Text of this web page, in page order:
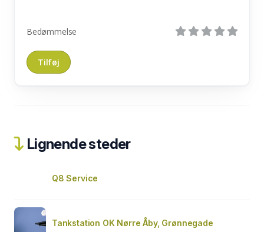
Bedømmelse
Lignende steder
Q8 Service
Tankstation OK Nørre Åby, Grønnegade